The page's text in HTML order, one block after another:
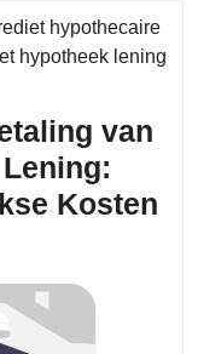
Waarom
Is
Belangrijk?
hypothecaire
hypotheek lening
van
Kosten